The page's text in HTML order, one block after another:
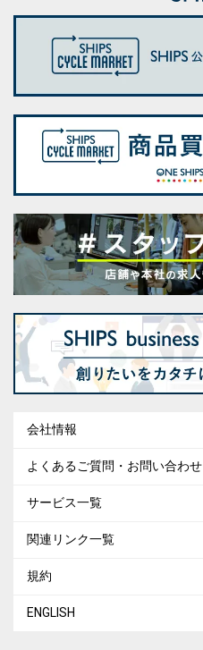
会社情報
よくあるご質問・お問い合わせ
サービス一覧
関連リンク一覧
規約
ENGLISH